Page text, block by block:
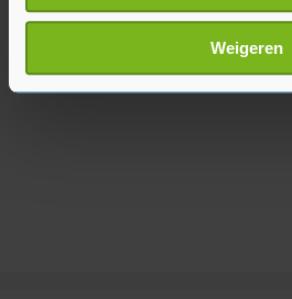
scannen op specifieke
Lees meer over hoe uw
verwerkt en stel uw voorkeuren in
U kunt uw toestemming op elk
Weigeren